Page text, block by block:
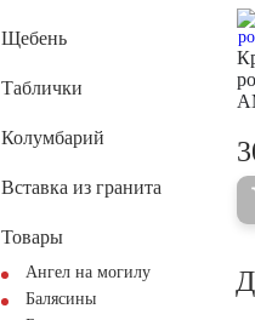
Щебень
Таблички
Колумбарий
Вставка из гранита
Товары
Ангел на могилу
Балясины